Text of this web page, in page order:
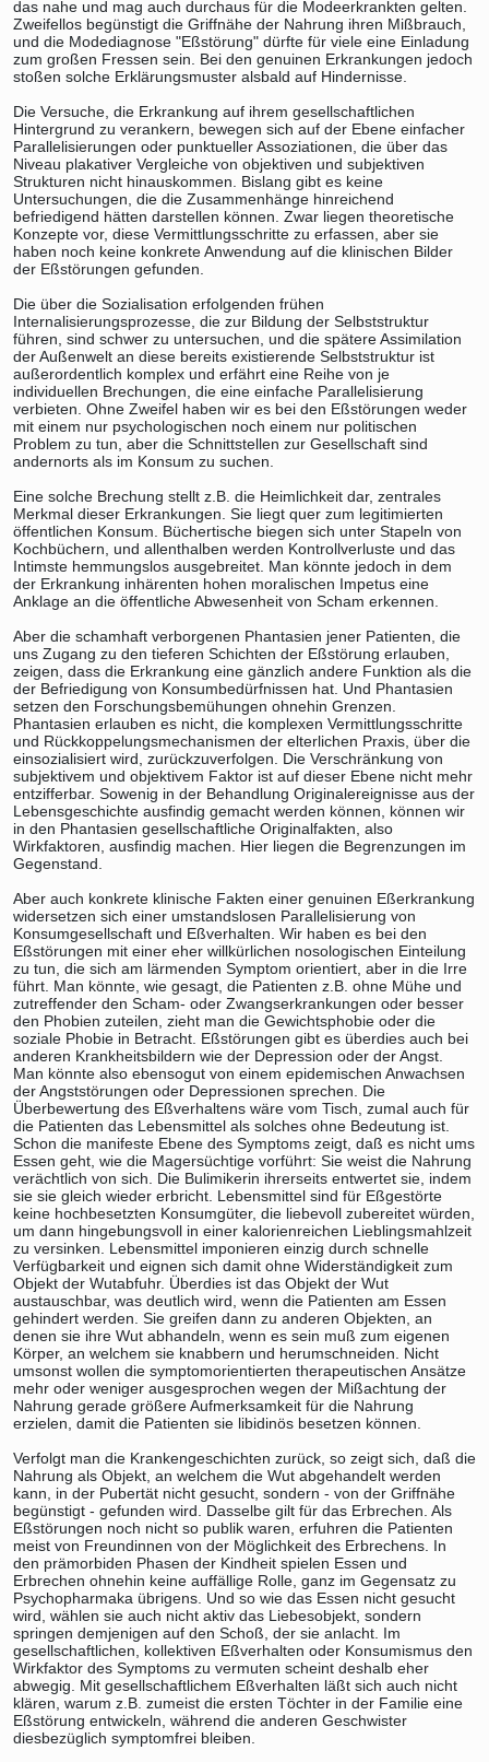
das nahe und mag auch durchaus für die Modeerkrankten gelten.
Zweifellos begünstigt die Griffnähe der Nahrung ihren Mißbrauch,
und die Modediagnose "Eßstörung" dürfte für viele eine Einladung
zum großen Fressen sein. Bei den genuinen Erkrankungen jedoch
stoßen solche Erklärungsmuster alsbald auf Hindernisse.
Die Versuche, die Erkrankung auf ihrem gesellschaftlichen
Hintergrund zu verankern, bewegen sich auf der Ebene einfacher
Parallelisierungen oder punktueller Assoziationen, die über das
Niveau plakativer Vergleiche von objektiven und subjektiven
Strukturen nicht hinauskommen. Bislang gibt es keine
Untersuchungen, die die Zusammenhänge hinreichend
befriedigend hätten darstellen können. Zwar liegen theoretische
Konzepte vor, diese Vermittlungsschritte zu erfassen, aber sie
haben noch keine konkrete Anwendung auf die klinischen Bilder
der Eßstörungen gefunden.
Die über die Sozialisation erfolgenden frühen
Internalisierungsprozesse, die zur Bildung der Selbststruktur
führen, sind schwer zu untersuchen, und die spätere Assimilation
der Außenwelt an diese bereits existierende Selbststruktur ist
außerordentlich komplex und erfährt eine Reihe von je
individuellen Brechungen, die eine einfache Parallelisierung
verbieten. Ohne Zweifel haben wir es bei den Eßstörungen weder
mit einem nur psychologischen noch einem nur politischen
Problem zu tun, aber die Schnittstellen zur Gesellschaft sind
andernorts als im Konsum zu suchen.
Eine solche Brechung stellt z.B. die Heimlichkeit dar, zentrales
Merkmal dieser Erkrankungen. Sie liegt quer zum legitimierten
öffentlichen Konsum. Büchertische biegen sich unter Stapeln von
Kochbüchern, und allenthalben werden Kontrollverluste und das
Intimste hemmungslos ausgebreitet. Man könnte jedoch in dem
der Erkrankung inhärenten hohen moralischen Impetus eine
Anklage an die öffentliche Abwesenheit von Scham erkennen.
Aber die schamhaft verborgenen Phantasien jener Patienten, die
uns Zugang zu den tieferen Schichten der Eßstörung erlauben,
zeigen, dass die Erkrankung eine gänzlich andere Funktion als die
der Befriedigung von Konsumbedürfnissen hat. Und Phantasien
setzen den Forschungsbemühungen ohnehin Grenzen.
Phantasien erlauben es nicht, die komplexen Vermittlungsschritte
und Rückkoppelungsmechanismen der elterlichen Praxis, über die
einsozialisiert wird, zurückzuverfolgen. Die Verschränkung von
subjektivem und objektivem Faktor ist auf dieser Ebene nicht mehr
entzifferbar. Sowenig in der Behandlung Originalereignisse aus der
Lebensgeschichte ausfindig gemacht werden können, können wir
in den Phantasien gesellschaftliche Originalfakten, also
Wirkfaktoren, ausfindig machen. Hier liegen die Begrenzungen im
Gegenstand.
Aber auch konkrete klinische Fakten einer genuinen Eßerkrankung
widersetzen sich einer umstandslosen Parallelisierung von
Konsumgesellschaft und Eßverhalten. Wir haben es bei den
Eßstörungen mit einer eher willkürlichen nosologischen Einteilung
zu tun, die sich am lärmenden Symptom orientiert, aber in die Irre
führt. Man könnte, wie gesagt, die Patienten z.B. ohne Mühe und
zutreffender den Scham- oder Zwangserkrankungen oder besser
den Phobien zuteilen, zieht man die Gewichtsphobie oder die
soziale Phobie in Betracht. Eßstörungen gibt es überdies auch bei
anderen Krankheitsbildern wie der Depression oder der Angst.
Man könnte also ebensogut von einem epidemischen Anwachsen
der Angststörungen oder Depressionen sprechen. Die
Überbewertung des Eßverhaltens wäre vom Tisch, zumal auch für
die Patienten das Lebensmittel als solches ohne Bedeutung ist.
Schon die manifeste Ebene des Symptoms zeigt, daß es nicht ums
Essen geht, wie die Magersüchtige vorführt: Sie weist die Nahrung
verächtlich von sich. Die Bulimikerin ihrerseits entwertet sie, indem
sie sie gleich wieder erbricht. Lebensmittel sind für Eßgestörte
keine hochbesetzten Konsumgüter, die liebevoll zubereitet würden,
um dann hingebungsvoll in einer kalorienreichen Lieblingsmahlzeit
zu versinken. Lebensmittel imponieren einzig durch schnelle
Verfügbarkeit und eignen sich damit ohne Widerständigkeit zum
Objekt der Wutabfuhr. Überdies ist das Objekt der Wut
austauschbar, was deutlich wird, wenn die Patienten am Essen
gehindert werden. Sie greifen dann zu anderen Objekten, an
denen sie ihre Wut abhandeln, wenn es sein muß zum eigenen
Körper, an welchem sie knabbern und herumschneiden. Nicht
umsonst wollen die symptomorientierten therapeutischen Ansätze
mehr oder weniger ausgesprochen wegen der Mißachtung der
Nahrung gerade größere Aufmerksamkeit für die Nahrung
erzielen, damit die Patienten sie libidinös besetzen können.
Verfolgt man die Krankengeschichten zurück, so zeigt sich, daß die
Nahrung als Objekt, an welchem die Wut abgehandelt werden
kann, in der Pubertät nicht gesucht, sondern - von der Griffnähe
begünstigt - gefunden wird. Dasselbe gilt für das Erbrechen. Als
Eßstörungen noch nicht so publik waren, erfuhren die Patienten
meist von Freundinnen von der Möglichkeit des Erbrechens. In
den prämorbiden Phasen der Kindheit spielen Essen und
Erbrechen ohnehin keine auffällige Rolle, ganz im Gegensatz zu
Psychopharmaka übrigens. Und so wie das Essen nicht gesucht
wird, wählen sie auch nicht aktiv das Liebesobjekt, sondern
springen demjenigen auf den Schoß, der sie anlacht. Im
gesellschaftlichen, kollektiven Eßverhalten oder Konsumismus den
Wirkfaktor des Symptoms zu vermuten scheint deshalb eher
abwegig. Mit gesellschaftlichem Eßverhalten läßt sich auch nicht
klären, warum z.B. zumeist die ersten Töchter in der Familie eine
Eßstörung entwickeln, während die anderen Geschwister
diesbezüglich symptomfrei bleiben.